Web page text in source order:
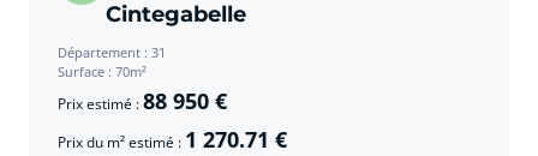
Cintegabelle
Département : 31
Surface : 70m²
Prix estimé :88 950 €
Prix du m² estimé : 1 270.71 €